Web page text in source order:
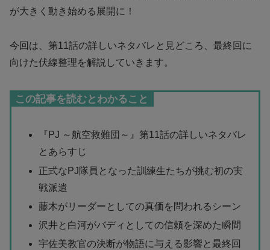
が大きく動き始める展開に！
今回は、第11話の詳しいネタバレと見どころ、最終回に
向けた伏線整理を解説していきます。
この記事を読むとわかること
『PJ ～航空救難団～』第11話の詳しいネタバレ
とあらすじ
正式なPJ隊員となった訓練生たちが挑む初の実
戦派遣
藤木がリーダーとしての真価を問われるシーン
沢井と白河がバディとしての信頼を深めた瞬間
宇佐美教官の決断が物語に与える影響と最終回